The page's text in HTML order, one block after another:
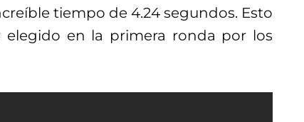
tiempo de 4.24 segundos. Esto
en la primera ronda por los